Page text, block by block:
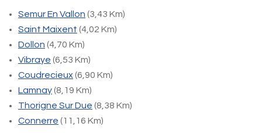
Semur En Vallon (3,43 Km)
Saint Maixent (4,02 Km)
Dollon (4,70 Km)
Vibraye (6,53 Km)
Coudrecieux(6,90 Km)
Lamnay(8,19 Km)
Thorigne Sur Due (8,38 Km)
Connerre (11,16 Km)